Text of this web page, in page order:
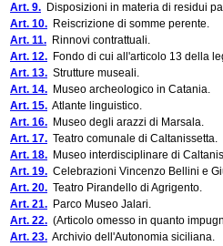
Art. 9. Disposizioni in materia di residui
Art. 10. Reiscrizione di somme perente.
Art. 11. Rinnovi contrattuali.
Art. 12. Fondo di cui all'articolo 13 della
Art. 13. Strutture museali.
Art. 14. Museo archeologico in Catania.
Art. 15. Atlante linguistico.
Art. 16. Museo degli arazzi di Marsala.
Art. 17. Teatro comunale di Caltanissetta.
Art. 18. Museo interdisciplinare di
Art. 19. Celebrazioni Vincenzo Bellini e
Art. 20. Teatro Pirandello di Agrigento.
Art. 21. Parco Museo Jalari.
Art. 22. (Articolo omesso in quanto
Art. 23. Archivio dell'Autonomia siciliana.